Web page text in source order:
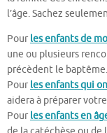
l’âge. Sachez
Pour les enfants de
une ou plusieurs
précèdent le baptême.
Pour les enfants qui
aidera à préparer
Pour les enfants en